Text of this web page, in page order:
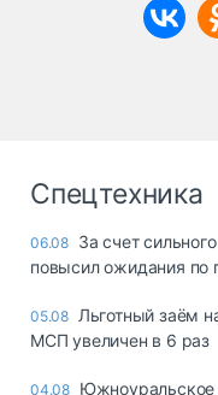
Спецтехника
06.08 За счет
повысил ожидания по
05.08 Льготный заём
МСП увеличен в 6 раз
04.08 Южноуральское